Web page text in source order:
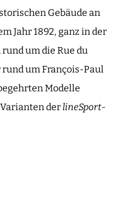
Gebäude an
Jahr 1892, ganz in der
um die Rue du
um François-Paul
Modelle
der lineSport-